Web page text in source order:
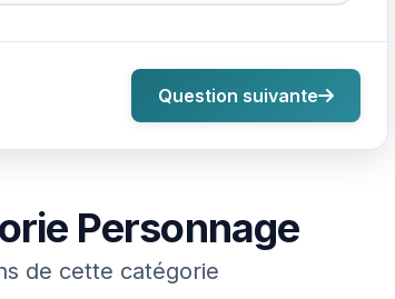
Question suivante
Personnage
de cette catégorie